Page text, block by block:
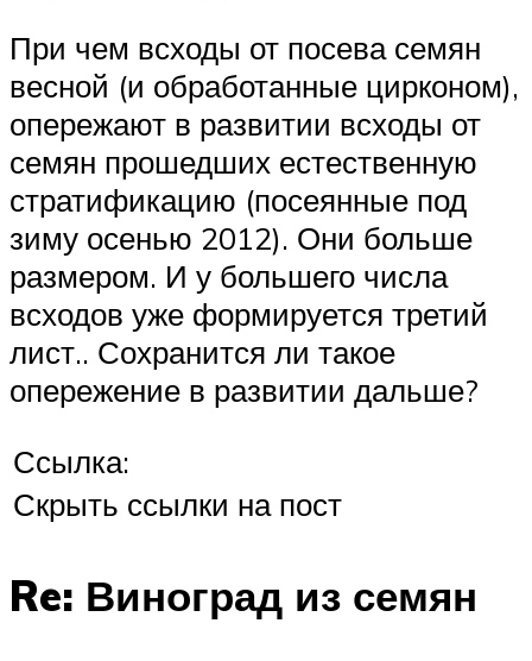
При чем всходы от посева семян
весной (и обработанные цирконом),
опережают в развитии всходы от
семян прошедших естественную
стратификацию (посеянные под
зиму осенью 2012). Они больше
размером. И у большего числа
всходов уже формируется третий
лист.. Сохранится ли такое
опережение в развитии дальше?
Ссылка:
Скрыть ссылки на пост
Re: Виноград из семян